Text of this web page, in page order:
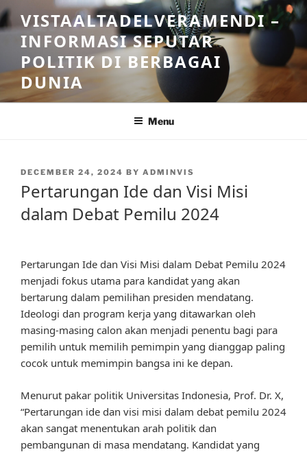
Skip
to
content
VISTAALTADELVERAMENDI –
INFORMASI SEPUTAR
POLITIK DI BERBAGAI
DUNIA
Menu
POSTED
DECEMBER 24, 2024 BY ADMINVIS
Pertarungan Ide dan Visi Misi
dalam Debat Pemilu 2024
Pertarungan Ide dan Visi Misi dalam Debat Pemilu 2024
menjadi fokus utama para kandidat yang akan
bertarung dalam pemilihan presiden mendatang.
Ideologi dan program kerja yang ditawarkan oleh
masing-masing calon akan menjadi penentu bagi para
pemilih untuk memilih pemimpin yang dianggap paling
cocok untuk memimpin bangsa ini ke depan.
Menurut pakar politik Universitas Indonesia, Prof. Dr. X,
“Pertarungan ide dan visi misi dalam debat pemilu 2024
akan sangat menentukan arah politik dan
pembangunan di masa mendatang. Kandidat yang